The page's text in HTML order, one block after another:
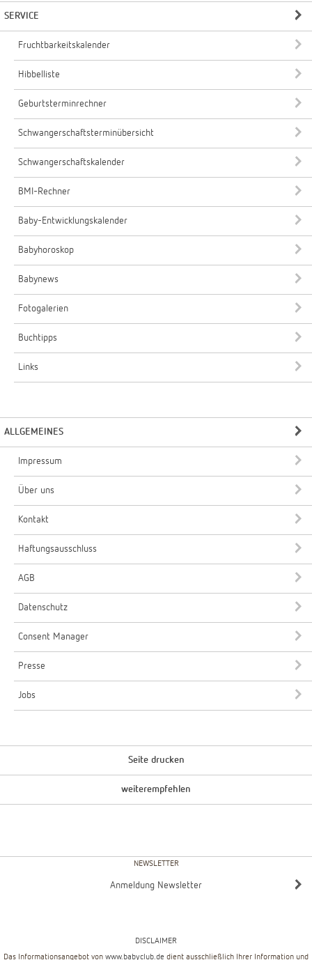
SERVICE
Fruchtbarkeitskalender
Hibbelliste
Geburtsterminrechner
Schwangerschaftsterminübersicht
Schwangerschaftskalender
BMI-Rechner
Baby-Entwicklungskalender
Babyhoroskop
Babynews
Fotogalerien
Buchtipps
Links
ALLGEMEINES
Impressum
Über uns
Kontakt
Haftungsausschluss
AGB
Datenschutz
Consent Manager
Presse
Jobs
Seite drucken
weiterempfehlen
NEWSLETTER
Anmeldung Newsletter
DISCLAIMER
Das Informationsangebot von www.babyclub.de dient ausschließlich Ihrer Information und